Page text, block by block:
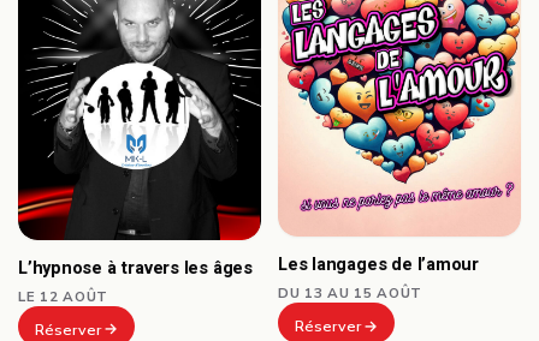
L’hypnose à travers les âges
LE 12 AOÛT
Réserver
Les langages de l’amour
DU 13 AU 15 AOÛT
Réserver